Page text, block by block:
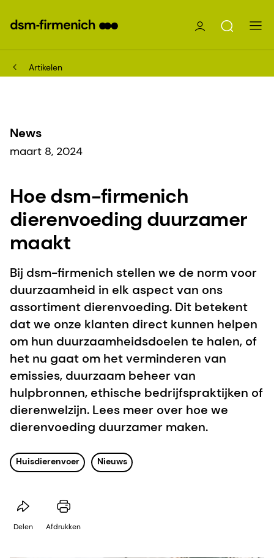
Artikelen
News
maart 8, 2024
Hoe dsm-firmenich
dierenvoeding duurzamer
maakt
Bij dsm-firmenich stellen we de norm voor
duurzaamheid in elk aspect van ons
assortiment dierenvoeding. Dit betekent
dat we onze klanten direct kunnen helpen
om hun duurzaamheidsdoelen te halen, of
het nu gaat om het verminderen van
emissies, duurzaam beheer van
hulpbronnen, ethische bedrijfspraktijken of
dierenwelzijn. Lees meer over hoe we
dierenvoeding duurzamer maken.
Huisdierenvoer Nieuws
Delen Afdrukken